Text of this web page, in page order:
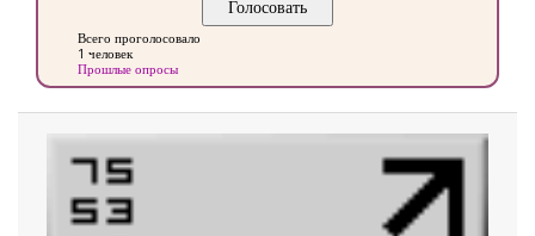
Всего проголосовало
1 человек
Прошлые опросы